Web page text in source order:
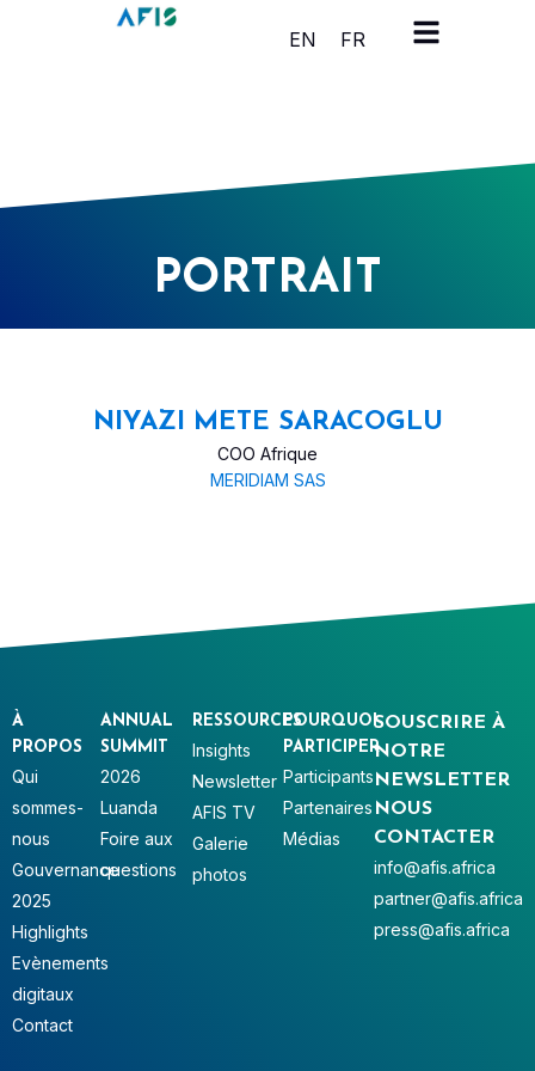
Panneau de gestion des cookies
EN
FR
PORTRAIT
NIYAZI METE SARACOGLU
COO Afrique
MERIDIAM SAS
SOUSCRIRE À
NOTRE
NEWSLETTER
NOUS
CONTACTER
info@afis.africa
partner@afis.africa
press@afis.africa
À
PROPOS
Qui
sommes-
nous
Gouvernance
2025
Highlights
Evènements
digitaux
Contact
ANNUAL
SUMMIT
2026
Luanda
Foire aux
questions
RESSOURCES
Insights
Newsletter
AFIS TV
Galerie
photos
POURQUOI
PARTICIPER
Participants
Partenaires
Médias